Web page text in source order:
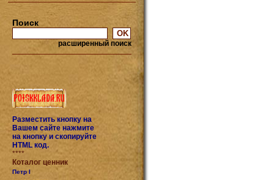
Поиск
расширенный поиск
Разместить кнопку на
Вашем сайте нажмите
на кнопку и скопируйте
HTML код.
****
Коталог ценник
Петр I